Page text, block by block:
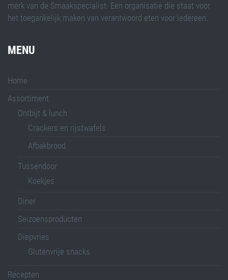
merk van de Smaakspecialist. Een organisatie die staat voor
het toegankelijk maken van verantwoord eten voor iedereen.
MENU
Home
Assortiment
Ontbijt & lunch
Crackers en rijstwafels
Afbakbrood
Tussendoor
Koekjes
Diner
Seizoensproducten
Diepvries
Glutenvrije snacks
Recepten